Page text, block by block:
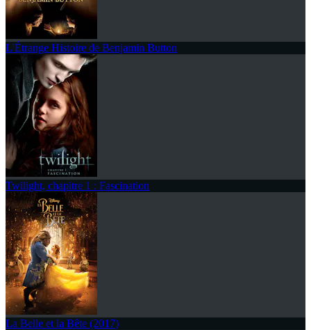
L'Étrange Histoire de Benjamin Button
Twilight, chapitre 1 : Fascination
La Belle et la Bête (2017)